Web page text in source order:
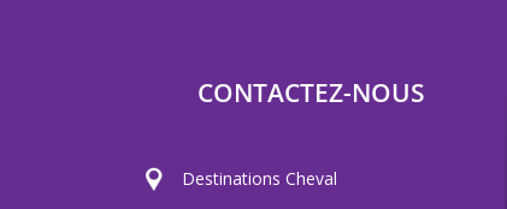
CONTACTEZ-NOUS
Destinations Cheval